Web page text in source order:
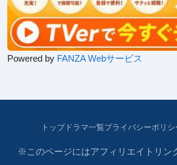
Powered by FANZA Webサービス
トップドラマ一覧プライバシーポリシ
※このページにはアフィリエイトリン